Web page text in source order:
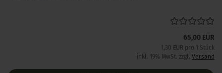
65,00 EUR
1,30 EUR pro 1 Stück
inkl. 19% MwSt. zzgl. Versand